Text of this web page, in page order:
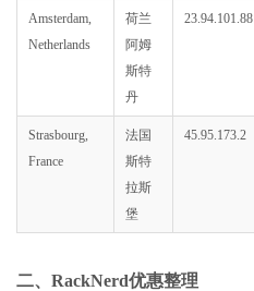
Amsterdam,
Netherlands
荷兰
阿姆
斯特
丹
23.94.101.88
Strasbourg,
France
法国
斯特
拉斯
堡
45.95.173.2
二、RackNerd优惠整理